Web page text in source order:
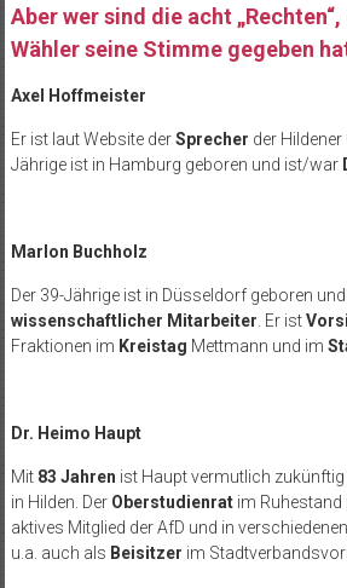
Aber wer sind die acht
Wähler seine Stimme gegeben
Axel Hoffmeister
Er ist laut Website derSprecher der
Jährige ist in Hamburg geboren und ist/war
Marlon Buchholz
Der 39-Jährige ist in Düsseldorf geboren
wissenschaftlicher Mitarbeiter. Er ist
Fraktionen im Kreistag Mettmann und im
Dr. Heimo Haupt
Mit 83 Jahren ist Haupt vermutlich
in Hilden. Der Oberstudienratim Ruhestand
aktives Mitglied der AfD und in
u.a. auch als Beisitzer im